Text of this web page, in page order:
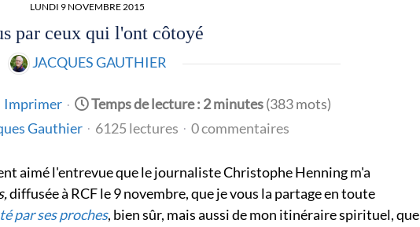
LUNDI 9 NOVEMBRE 2015
par ceux qui l'ont côtoyé
JACQUES GAUTHIER
Imprimer Temps de lecture : 2 minutes (383 mots)
Gauthier
6125 lectures 0 commentaires
aimé l'entrevue que le journaliste Christophe Henning m'a
diffusée à RCF le 9 novembre, que je vous la partage en toute
par ses proches, bien sûr, mais aussi de mon itinéraire spirituel, que